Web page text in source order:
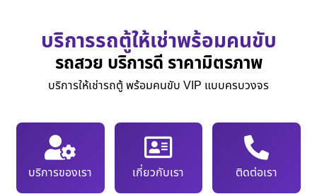
บริการรถตู้ให้เช่าพร้อมคนขับ
รถสวย บริการดี ราคามิตรภาพ
บริการให้เช่ารถตู้ พร้อมคนขับ VIP แบบครบวงจร
บริการของเรา เกี่ยวกับเรา ติดต่อเรา